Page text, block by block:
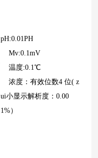
pH:0.01PH
Mv:0.1mV
温度:0.1℃
浓度：有效位数4 位( z
ui小显示解析度：0.00
1%）